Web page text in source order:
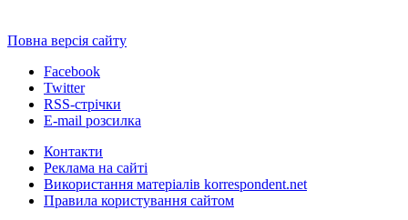
Повна версія сайту
Facebook
Twitter
RSS-стрічки
E-mail розсилка
Контакти
Реклама на сайті
Використання матеріалів korrespondent.net
Правила користування сайтом